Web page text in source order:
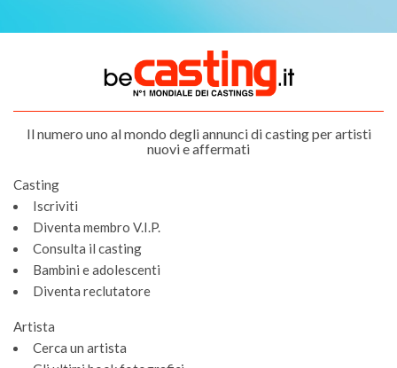
Il numero uno al mondo degli annunci di casting per artisti
nuovi e affermati
Casting
Iscriviti
Diventa membro V.I.P.
Consulta il casting
Bambini e adolescenti
Diventa reclutatore
Artista
Cerca un artista